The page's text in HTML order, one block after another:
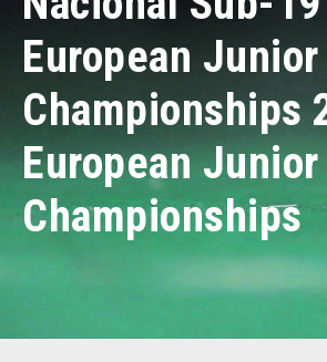
European Junior
Championships
European Junior
Championships